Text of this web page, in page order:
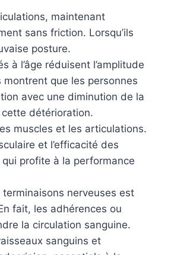
maintenant
sans friction. Lorsqu’ils
posture.
à l’âge réduisent l’amplitude
que les personnes
avec une diminution de la
détérioration.
muscles et les articulations.
et l’efficacité des
qui profite à la performance
nerveuses est
fait, les adhérences ou
la circulation sanguine.
sanguins et